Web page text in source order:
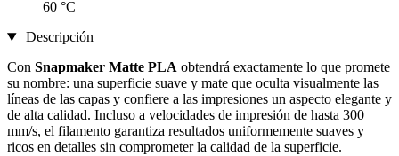
60 °C
Descripción
Con Snapmaker Matte PLA obtendrá exactamente lo que promete
su nombre: una superficie suave y mate que oculta visualmente las
líneas de las capas y confiere a las impresiones un aspecto elegante y
de alta calidad. Incluso a velocidades de impresión de hasta 300
mm/s, el filamento garantiza resultados uniformemente suaves y
ricos en detalles sin comprometer la calidad de la superficie.